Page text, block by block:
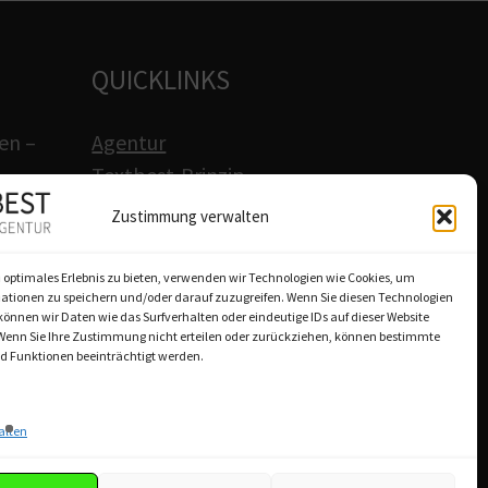
Zustimmung verwalten
Erlebnis zu bieten, verwenden wir Technologien wie Cookies, um
zu speichern und/oder darauf zuzugreifen. Wenn Sie diesen Technologien
wir Daten wie das Surfverhalten oder eindeutige IDs auf dieser Website
Sie Ihre Zustimmung nicht erteilen oder zurückziehen, können bestimmte
Funktionen beeinträchtigt werden.
–
Ziele.
QUICKLINKS
Agentur
Textbest-Prinzip
Workshops
Akademie
Magazin